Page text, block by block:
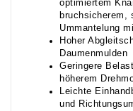
optimiertem
bruchsicherem,
Ummantelung
Hoher
Daumenmulden
Geringere
höherem
Leichte
und